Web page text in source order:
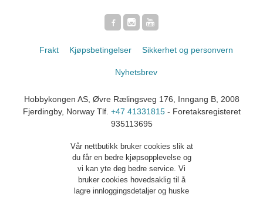
Frakt Kjøpsbetingelser Sikkerhet og personvern
Nyhetsbrev
Hobbykongen AS, Øvre Rælingsveg 176, Inngang B, 2008
Fjerdingby, Norway Tlf. +47 41331815- Foretaksregisteret
935113695
Vår nettbutikk bruker cookies slik at
du får en bedre kjøpsopplevelse og
vi kan yte deg bedre service. Vi
bruker cookies hovedsaklig til å
lagre innloggingsdetaljer og huske